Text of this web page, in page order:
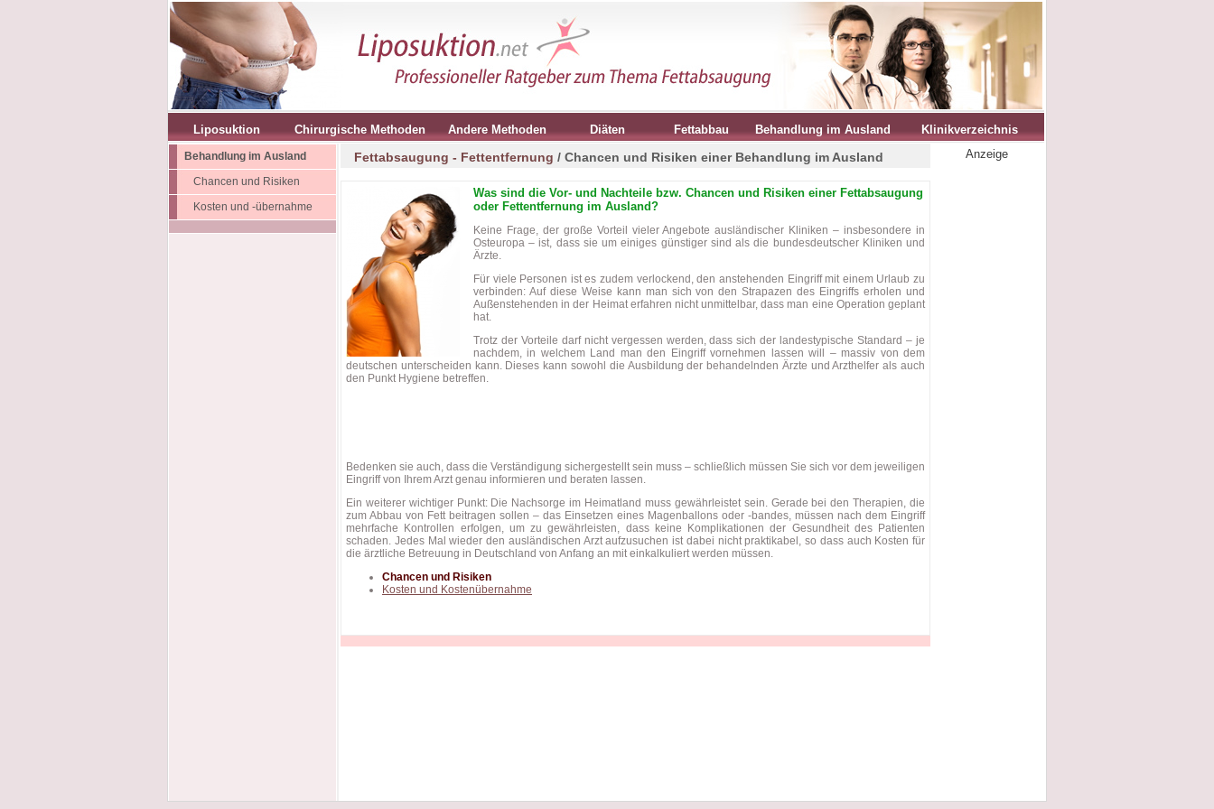
Liposuktion Chirurgische Methoden Andere Methoden Diäten Fettabbau Behandlung im Ausland Klinikverzeichnis
Behandlung im Ausland
Chancen und Risiken
Kosten und -übernahme
Fettabsaugung - Fettentfernung / Chancen und Risiken einer Behandlung im Ausland
Was sind die Vor- und Nachteile bzw. Chancen und Risiken einer Fettabsaugung
oder Fettentfernung im Ausland?
Keine Frage, der große Vorteil vieler Angebote ausländischer Kliniken – insbesondere in
Osteuropa – ist, dass sie um einiges günstiger sind als die bundesdeutscher Kliniken und
Ärzte.
Für viele Personen ist es zudem verlockend, den anstehenden Eingriff mit einem Urlaub zu
verbinden: Auf diese Weise kann man sich von den Strapazen des Eingriffs erholen und
Außenstehenden in der Heimat erfahren nicht unmittelbar, dass man eine Operation geplant
hat.
Trotz der Vorteile darf nicht vergessen werden, dass sich der landestypische Standard – je
nachdem, in welchem Land man den Eingriff vornehmen lassen will – massiv von dem
deutschen unterscheiden kann. Dieses kann sowohl die Ausbildung der behandelnden Ärzte und Arzthelfer als auch
den Punkt Hygiene betreffen.
Bedenken sie auch, dass die Verständigung sichergestellt sein muss – schließlich müssen Sie sich vor dem jeweiligen
Eingriff von Ihrem Arzt genau informieren und beraten lassen.
Ein weiterer wichtiger Punkt: Die Nachsorge im Heimatland muss gewährleistet sein. Gerade bei den Therapien, die
zum Abbau von Fett beitragen sollen – das Einsetzen eines Magenballons oder -bandes, müssen nach dem Eingriff
mehrfache Kontrollen erfolgen, um zu gewährleisten, dass keine Komplikationen der Gesundheit des Patienten
schaden. Jedes Mal wieder den ausländischen Arzt aufzusuchen ist dabei nicht praktikabel, so dass auch Kosten für
die ärztliche Betreuung in Deutschland von Anfang an mit einkalkuliert werden müssen.
Chancen und Risiken
Kosten und Kostenübernahme
Anzeige